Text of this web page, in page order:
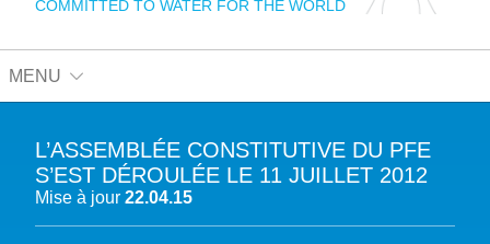
COMMITTED TO WATER FOR THE WORLD
MENU
A PROPOS DU PFE
NOTRE MISSION
L’ASSEMBLÉE CONSTITUTIVE DU PFE
S’EST DÉROULÉE LE 11 JUILLET 2012
Mise à jour 22.04.15